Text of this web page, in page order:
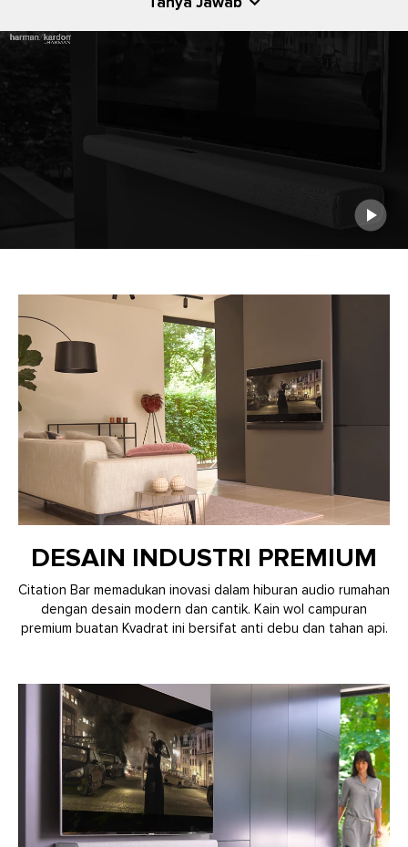
DESAIN INDUSTRI PREMIUM
Citation Bar memadukan inovasi dalam hiburan audio rumahan
dengan desain modern dan cantik. Kain wol campuran
premium buatan Kvadrat ini bersifat anti debu dan tahan api.